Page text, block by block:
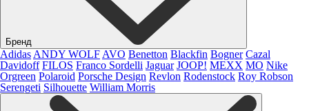
Бренд
Adidas ANDY WOLF AVO Benetton Blackfin Bogner Cazal
Davidoff FILOS Franco Sordelli Jaguar JOOP! MEXX MO Nike
Orgreen Polaroid Porsche Design Revlon Rodenstock Roy Robson
Serengeti Silhouette William Morris